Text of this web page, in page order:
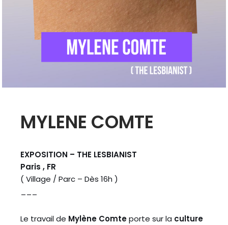
MYLENE COMTE
EXPOSITION – THE LESBIANIST
Paris , FR
( Village / Parc – Dès 16h )
Le travail de Mylène Comteporte sur la culture